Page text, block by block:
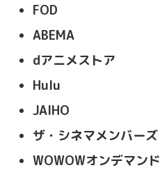
FOD
ABEMA
dアニメストア
Hulu
JAIHO
ザ・シネマメンバーズ
WOWOWオンデマンド